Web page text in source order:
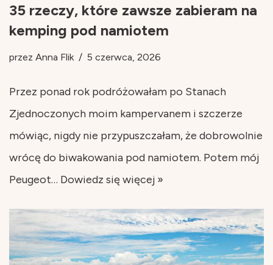
35 rzeczy, które zawsze zabieram na
kemping pod namiotem
przez Anna Flik 5 czerwca, 2026
Przez ponad rok podróżowałam po Stanach
Zjednoczonych moim kampervanem i szczerze
mówiąc, nigdy nie przypuszczałam, że dobrowolnie
wrócę do biwakowania pod namiotem. Potem mój
Peugeot… Dowiedz się więcej »